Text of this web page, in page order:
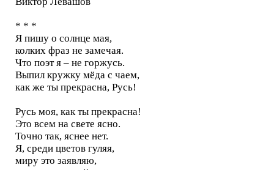
* * *
Я пишу о солнце мая,
колких фраз не замечая.
Что поэт я – не горжусь.
Выпил кружку мёда с чаем,
как же ты прекрасна, Русь!
Русь моя, как ты прекрасна!
Это всем на свете ясно.
Точно так, яснее нет.
Я, среди цветов гуляя,
миру это заявляю,